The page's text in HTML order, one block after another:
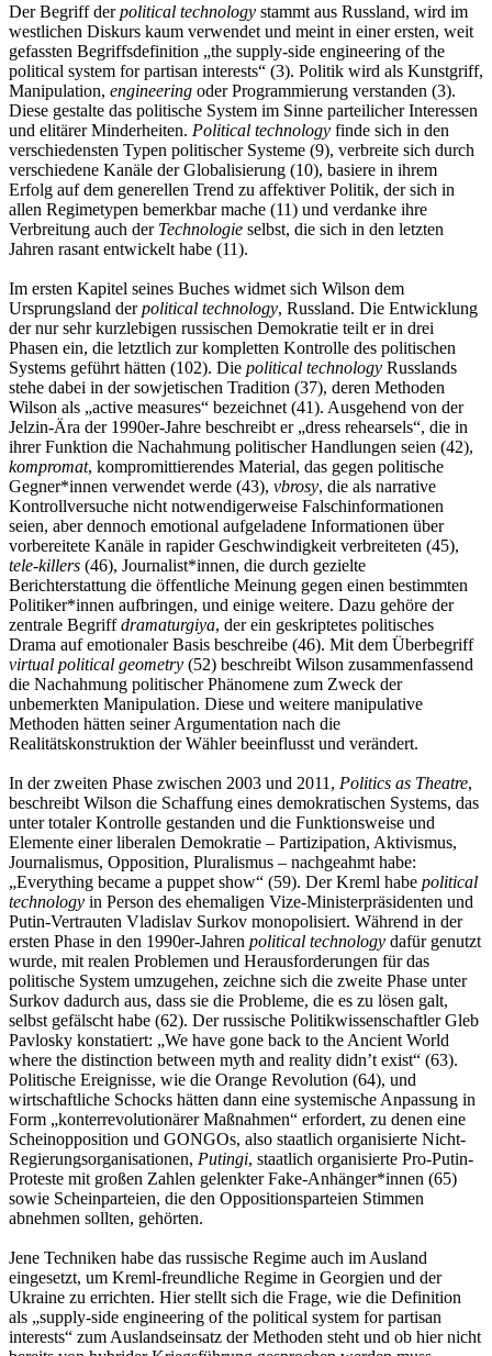
Der Begriff derpolitical technology stammt aus Russland, wird im
westlichen Diskurs kaum verwendet und meint in einer ersten, weit
gefassten Begriffsdefinition „the supply-side engineering of the
political system for partisan interests“ (3). Politik wird als Kunstgriff,
Manipulation, engineering oder Programmierung verstanden (3).
Diese gestalte das politische System im Sinne parteilicher Interessen
und elitärer Minderheiten. Political technology finde sich in den
verschiedensten Typen politischer Systeme (9), verbreite sich durch
verschiedene Kanäle der Globalisierung (10), basiere in ihrem
Erfolg auf dem generellen Trend zu affektiver Politik, der sich in
allen Regimetypen bemerkbar mache (11) und verdanke ihre
Verbreitung auch der Technologie selbst, die sich in den letzten
Jahren rasant entwickelt habe (11).
Im ersten Kapitel seines Buches widmet sich Wilson dem
Ursprungsland derpolitical technology, Russland. Die Entwicklung
der nur sehr kurzlebigen russischen Demokratie teilt er in drei
Phasen ein, die letztlich zur kompletten Kontrolle des politischen
Systems geführt hätten (102). Die political technology Russlands
stehe dabei in der sowjetischen Tradition (37), deren Methoden
Wilson als „active measures“ bezeichnet (41). Ausgehend von der
Jelzin-Ära der 1990er-Jahre beschreibt er „dress rehearsels“, die in
ihrer Funktion die Nachahmung politischer Handlungen seien (42),
kompromat, kompromittierendes Material, das gegen politische
Gegner*innen verwendet werde (43), vbrosy, die als narrative
Kontrollversuche nicht notwendigerweise Falschinformationen
seien, aber dennoch emotional aufgeladene Informationen über
vorbereitete Kanäle in rapider Geschwindigkeit verbreiteten (45),
tele-killers (46), Journalist*innen, die durch gezielte
Berichterstattung die öffentliche Meinung gegen einen bestimmten
Politiker*innen aufbringen, und einige weitere. Dazu gehöre der
zentrale Begriffdramaturgiya, der ein geskriptetes politisches
Drama auf emotionaler Basis beschreibe (46). Mit dem Überbegriff
virtual political geometry (52) beschreibt Wilson zusammenfassend
die Nachahmung politischer Phänomene zum Zweck der
unbemerkten Manipulation. Diese und weitere manipulative
Methoden hätten seiner Argumentation nach die
Realitätskonstruktion der Wähler beeinflusst und verändert.
In der zweiten Phase zwischen 2003 und 2011, Politics as Theatre,
beschreibt Wilson die Schaffung eines demokratischen Systems, das
unter totaler Kontrolle gestanden und die Funktionsweise und
Elemente einer liberalen Demokratie – Partizipation, Aktivismus,
Journalismus, Opposition, Pluralismus – nachgeahmt habe:
„Everything became a puppet show“ (59). Der Kreml habe political
technology in Person des ehemaligen Vize-Ministerpräsidenten und
Putin-Vertrauten Vladislav Surkov monopolisiert. Während in der
ersten Phase in den 1990er-Jahren political technology dafür genutzt
wurde, mit realen Problemen und Herausforderungen für das
politische System umzugehen, zeichne sich die zweite Phase unter
Surkov dadurch aus, dass sie die Probleme, die es zu lösen galt,
selbst gefälscht habe (62). Der russische Politikwissenschaftler Gleb
Pavlosky konstatiert: „We have gone back to the Ancient World
where the distinction between myth and reality didn’t exist“ (63).
Politische Ereignisse, wie die Orange Revolution (64), und
wirtschaftliche Schocks hätten dann eine systemische Anpassung in
Form „konterrevolutionärer Maßnahmen“ erfordert, zu denen eine
Scheinopposition und GONGOs, also staatlich organisierte Nicht-
Regierungsorganisationen, Putingi, staatlich organisierte Pro-Putin-
Proteste mit großen Zahlen gelenkter Fake-Anhänger*innen (65)
sowie Scheinparteien, die den Oppositionsparteien Stimmen
abnehmen sollten, gehörten.
Jene Techniken habe das russische Regime auch im Ausland
eingesetzt, um Kreml-freundliche Regime in Georgien und der
Ukraine zu errichten. Hier stellt sich die Frage, wie die Definition
als „supply-side engineering of the political system for partisan
interests“ zum Auslandseinsatz der Methoden steht und ob hier nicht